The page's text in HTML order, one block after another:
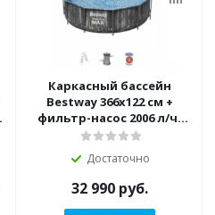
Каркасный бассейн
Bestway 366х122 см +
фильтр-насос 2006 л/ч,
лестница (561PZ BW)
Достаточно
32 990руб.